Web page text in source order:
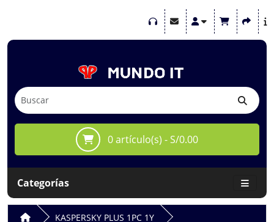
0 artículo(s) - S/0.00
Categorías
KASPERSKY PLUS 1PC 1Y